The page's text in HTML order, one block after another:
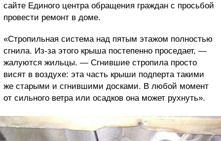
сайте Единого центра обращения граждан с просьбой
провести ремонт в доме.
«Стропильная система над пятым этажом полностью
сгнила. Из-за этого крыша постепенно проседает, —
жалуются жильцы. — Сгнившие стропила просто
висят в воздухе: эта часть крыши подперта такими
же старыми и сгнившими досками. В любой момент
от сильного ветра или осадков она может рухнуть».